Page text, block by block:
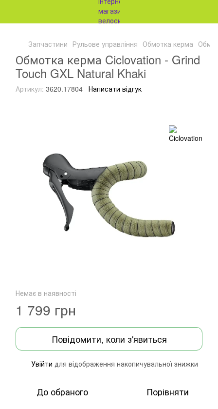
Запчастини Рульове управління Обмотка керма
Обмотка керма Ciclovation - Grind
Touch GXL Natural Khaki
Артикул: 3620.17804 Написати відгук
Немає в наявності
1 799 грн
Повідомити, коли з'явиться
Увійти для відображення накопичувальної знижки
До обраного Порівняти